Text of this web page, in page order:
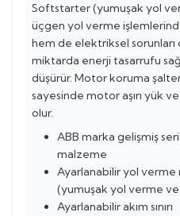
Softstarter (yumuşak yol
üçgen yol verme
hem de elektriksel sorunları
miktarda enerji tasarrufu
düşürür. Motor koruma
sayesinde motor aşırı yük
olur.
ABB marka gelişmiş
malzeme
Ayarlanabilir yol verme
(yumuşak yol verme ve
Ayarlanabilir akım sınırı